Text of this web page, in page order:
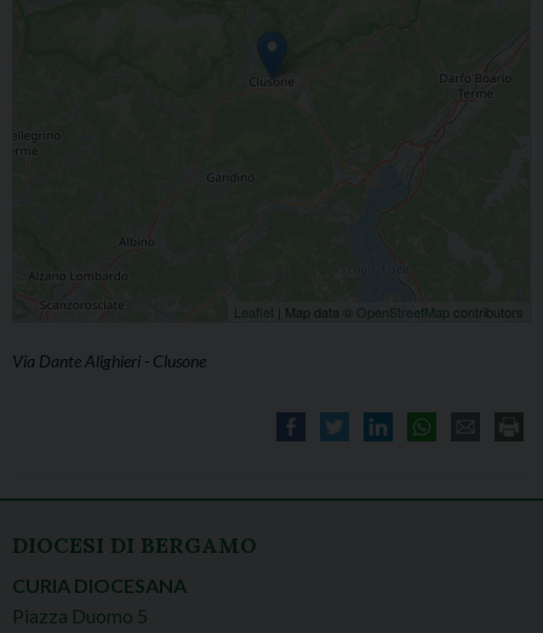
Leaflet | Map data © OpenStreetMap contributors
Via Dante Alighieri - Clusone
DIOCESI DI BERGAMO
CURIA DIOCESANA
Piazza Duomo 5